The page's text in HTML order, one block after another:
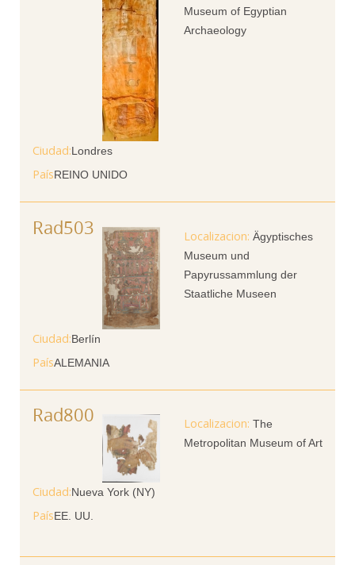
Museum of Egyptian
Archaeology
Ciudad Londres
PaísREINO UNIDO
Rad503
Ägyptisches
Museum und
Papyrussammlung der
Staatliche Museen
Ciudad Berlín
PaísALEMANIA
Rad800
The
Metropolitan Museum of Art
Ciudad Nueva York (NY)
PaísEE. UU.